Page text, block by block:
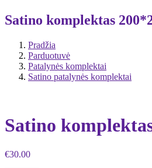
Satino komplektas
Pradžia
Parduotuvė
Patalynės komplektai
Satino patalynės komplektai
Satino
€30.00